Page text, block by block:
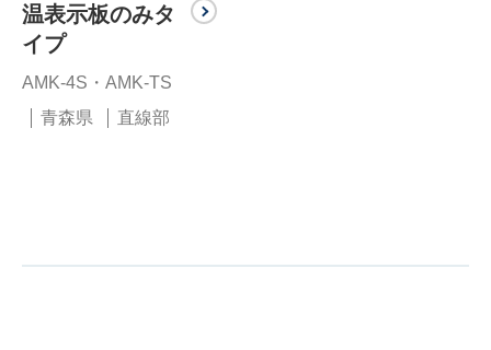
温表示板のみタ
イプ
AMK-4S・AMK-TS
青森県
直線部